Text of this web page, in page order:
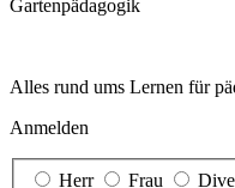
Garten­pädagogik
Alles rund ums Lernen für
Anmelden
Herr Frau